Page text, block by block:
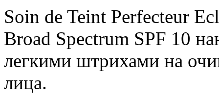
Soin de Teint Perfecteur
Broad Spectrum SPF 10
легкими штрихами на
лица.